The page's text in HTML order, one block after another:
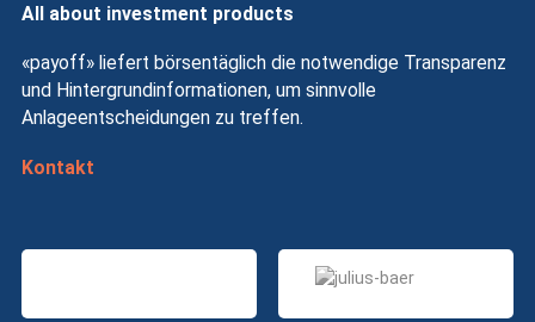
All about investment products
«payoff» liefert börsentäglich die notwendige Transparenz
und Hintergrundinformationen, um sinnvolle
Anlageentscheidungen zu treffen.
Kontakt